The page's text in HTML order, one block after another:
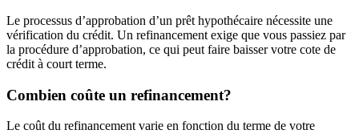
Le processus d’approbation d’un prêt hypothécaire nécessite une
vérification du crédit. Un refinancement exige que vous passiez par
la procédure d’approbation, ce qui peut faire baisser votre cote de
crédit à court terme.
Combien coûte un refinancement?
Le coût du refinancement varie en fonction du terme de votre